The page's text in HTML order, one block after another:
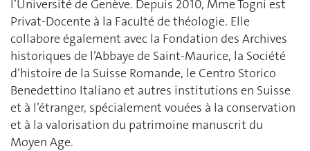
l’Université de Genève. Depuis 2010, Mme Togni est
Privat-Docente à la Faculté de théologie. Elle
collabore également avec la Fondation des Archives
historiques de l’Abbaye de Saint-Maurice, la Société
d’histoire de la Suisse Romande, le Centro Storico
Benedettino Italiano et autres institutions en Suisse
et à l’étranger, spécialement vouées à la conservation
et à la valorisation du patrimoine manuscrit du
Moyen Age.